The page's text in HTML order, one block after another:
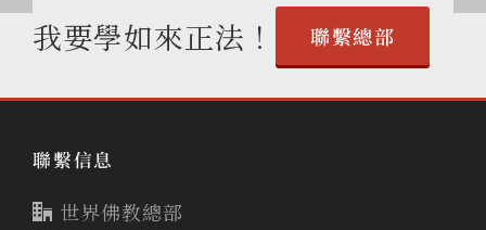
我要學如來正法！ 聯繫總部
聯繫信息
世界佛教總部